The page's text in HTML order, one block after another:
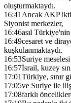
oluşturmaktaydı.
16:41Ancak AKP
Siyonist merkezler,
16:46asıl Türkiye'nin
16:49cesaret ve
kuşkulanmaktaydı.
16:53Suriye
16:57İsrail, kuzey
17:01Türkiye, sınır
17:05ve Suriye ile
17:08farklı